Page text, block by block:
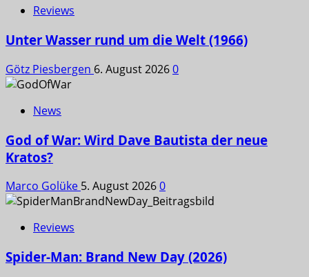
Reviews
Unter Wasser rund um die Welt (1966)
Götz Piesbergen 6. August 20260
News
God of War: Wird Dave Bautista der neue
Kratos?
Marco Golüke 5. August 20260
Reviews
Spider-Man: Brand New Day (2026)